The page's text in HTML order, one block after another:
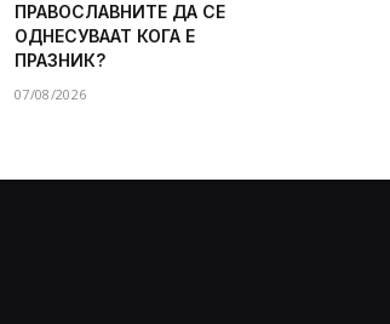
ПРАВОСЛАВНИТЕ ДА СЕ
ОДНЕСУВААТ КОГА Е
ПРАЗНИК?
07/08/2026